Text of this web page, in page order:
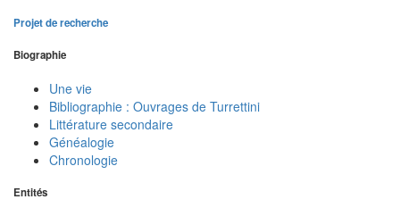
Projet de recherche
Biographie
Une vie
Bibliographie : Ouvrages de Turrettini
Littérature secondaire
Généalogie
Chronologie
Entités